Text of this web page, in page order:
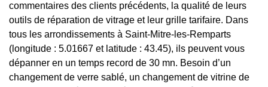
commentaires des clients précédents, la qualité de leurs
outils de réparation de vitrage et leur grille tarifaire. Dans
tous les arrondissements à Saint-Mitre-les-Remparts
(longitude : 5.01667 et latitude : 43.45), ils peuvent vous
dépanner en un temps record de 30 mn. Besoin d’un
changement de verre sablé, un changement de vitrine de